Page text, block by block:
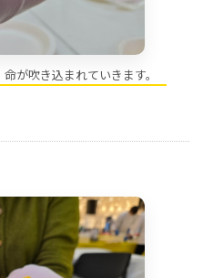
が吹き込まれていきます。